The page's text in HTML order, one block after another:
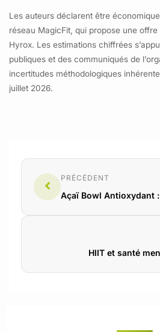
Les auteurs déclarent être
réseau MagicFit, qui propose une
Hyrox. Les estimations chiffrées
publiques et des communiqués de
incertitudes méthodologiques
juillet 2026.
PRÉCÉDENT